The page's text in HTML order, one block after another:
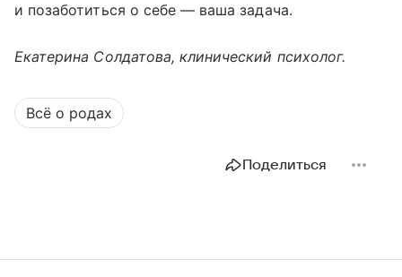
и позаботиться о себе — ваша задача.
Екатерина Солдатова, клинический психолог.
Всё о родах
Поделиться